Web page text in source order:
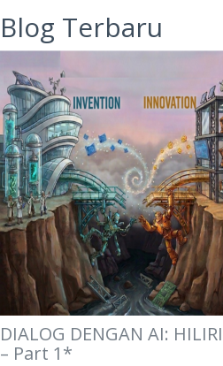
Blog Terbaru
DIALOG DENGAN AI:
– Part 1*